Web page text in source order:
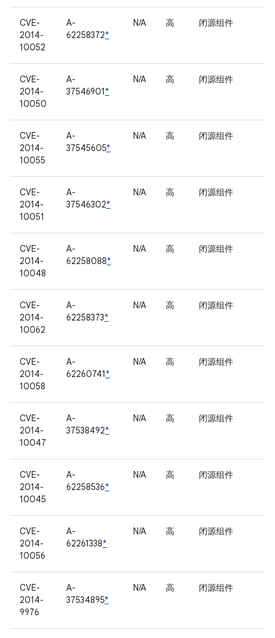
CVE-
2014-
10052
A-
62258372*
N/A 高 闭源组件
CVE-
2014-
10050
A-
37546901*
N/A 高 闭源组件
CVE-
2014-
10055
A-
37545605*
N/A 高 闭源组件
CVE-
2014-
10051
A-
37546302*
N/A 高 闭源组件
CVE-
2014-
10048
A-
62258088*
N/A 高 闭源组件
CVE-
2014-
10062
A-
62258373*
N/A 高 闭源组件
CVE-
2014-
10058
A-
62260741*
N/A 高 闭源组件
CVE-
2014-
10047
A-
37538492*
N/A 高 闭源组件
CVE-
2014-
10045
A-
62258536*
N/A 高 闭源组件
CVE-
2014-
10056
A-
62261338*
N/A 高 闭源组件
CVE-
2014-
9976
A-
37534895*
N/A 高 闭源组件